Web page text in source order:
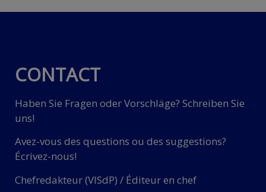
CONTACT
Haben Sie Fragen oder Vorschläge? Schreiben Sie
uns!
Avez-vous des questions ou des suggestions?
Écrivez-nous!
Chefredakteur (VISdP) / Éditeur en chef